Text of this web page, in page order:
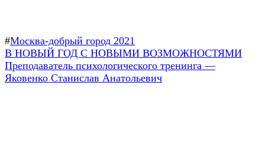
#Москва-добрый город 2021
Навигация
по
Предыдущая
запись:
В НОВЫЙ ГОД С НОВЫМИ ВОЗМОЖНОСТЯМИ
Следующая
запись:
Преподаватель психологического тренинга —
Яковенко Станислав Анатольевич